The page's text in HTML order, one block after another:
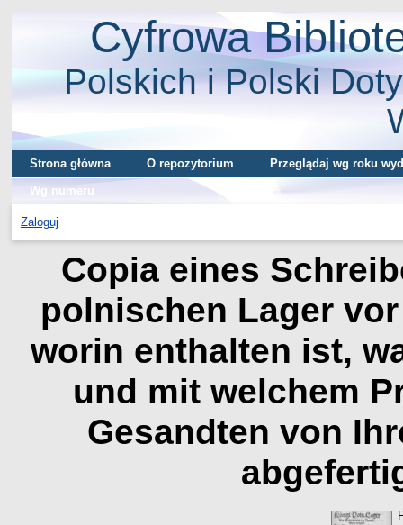
Cyfrowa
Polskich i Polski
Strona główna O repozytorium
Przeglądaj wg roku
Wg numeru
Zaloguj
Copia eines
polnischen Lager
worin enthalten ist,
und mit welchem
Gesandten von